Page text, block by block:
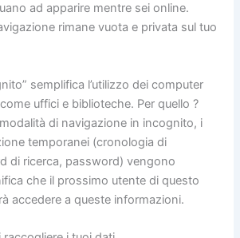
ad apparire mentre sei online.
rimane vuota e privata sul tuo
semplifica l’utilizzo dei computer
uffici e biblioteche. Per quello ?
di navigazione in incognito, i
temporanei (cronologia di
di ricerca, password) vengono
che il prossimo utente di questo
accedere a queste informazioni.